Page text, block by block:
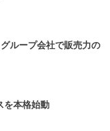
ループ会社で販売力の
を本格始動